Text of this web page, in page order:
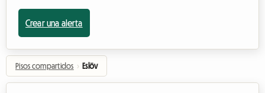
Crear una alerta
Pisos compartidos › Eslöv